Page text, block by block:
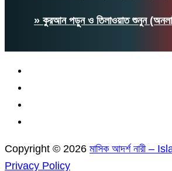
» কুরআন পড়ুন ও তিলাওয়াত শুনুন
Copyright © 2026 মাসিক আদর্শ নারী –
Privacy Policy